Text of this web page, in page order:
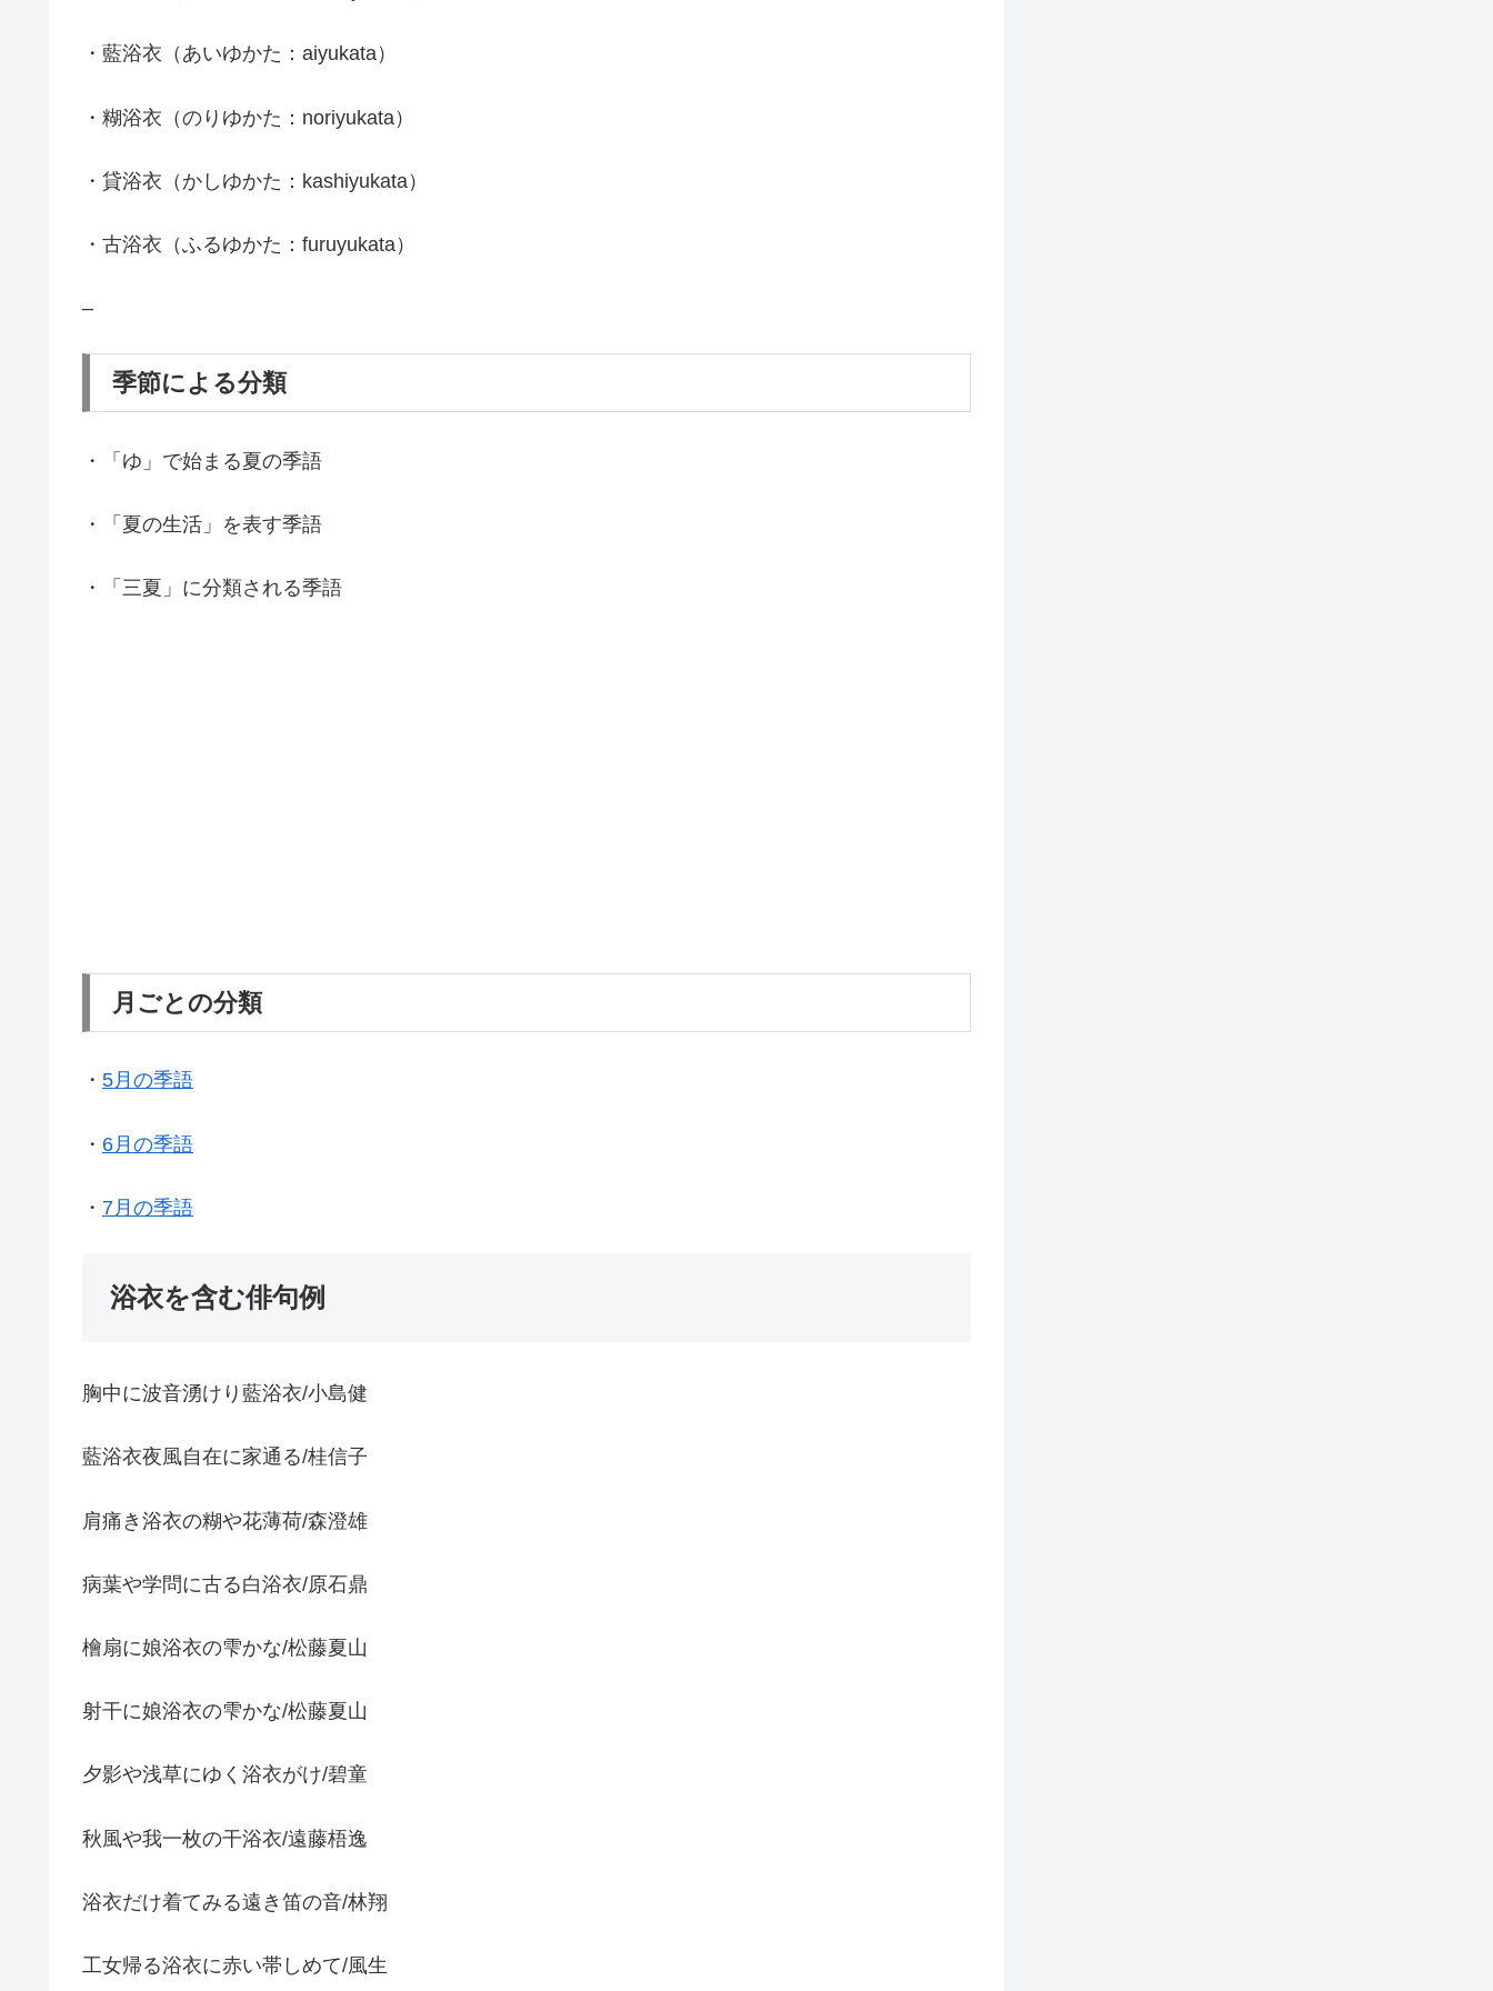
・藍浴衣（あいゆかた：aiyukata）
・糊浴衣（のりゆかた：noriyukata）
・貸浴衣（かしゆかた：kashiyukata）
・古浴衣（ふるゆかた：furuyukata）
–
季節による分類
・「ゆ」で始まる夏の季語
・「夏の生活」を表す季語
・「三夏」に分類される季語
月ごとの分類
・ 5月の季語
・ 6月の季語
・ 7月の季語
浴衣を含む俳句例
胸中に波音湧けり藍浴衣/小島健
藍浴衣夜風自在に家通る/桂信子
肩痛き浴衣の糊や花薄荷/森澄雄
病葉や学問に古る白浴衣/原石鼎
檜扇に娘浴衣の雫かな/松藤夏山
射干に娘浴衣の雫かな/松藤夏山
夕影や浅草にゆく浴衣がけ/碧童
秋風や我一枚の干浴衣/遠藤梧逸
浴衣だけ着てみる遠き笛の音/林翔
工女帰る浴衣に赤い帯しめて/風生